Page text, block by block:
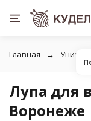
Главная
Лупа для
Воронеже